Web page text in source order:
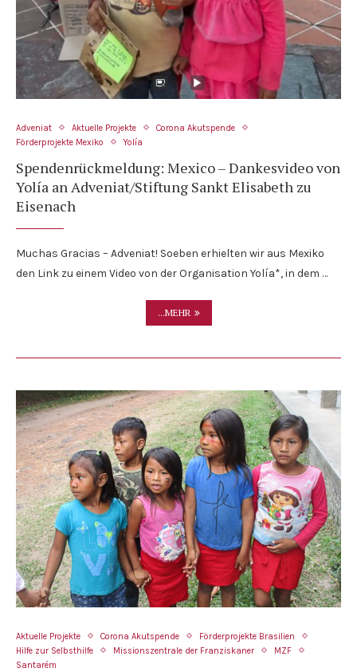
Adveniat Aktuelle Projekte
Corona Akutspende
Förderprojekte Mexiko
Yolía
Spendenrückmeldung: Mexico – Dankesvideo von
Yolía an Adveniat/Stiftung Sankt Elisabeth zu
Eisenach
Muchas Gracias – Adveniat! Soeben erhielten wir aus Mexiko
den Link zu einem Video von der Organisation Yolía*, in dem …
...MEHR
Aktuelle Projekte Corona Akutspende
Förderprojekte Brasilien
Hilfe zur Selbsthilfe
Missionszentrale der Franziskaner
MZF
Santarém